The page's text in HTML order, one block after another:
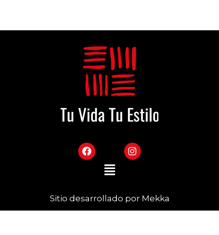
Sitio desarrollado por Mekka